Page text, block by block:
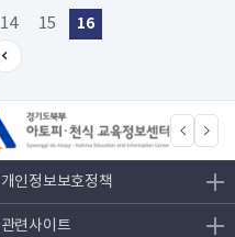
14 15 16
개인정보보호정책
관련사이트